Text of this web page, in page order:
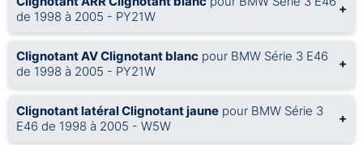
de 1998 à 2005 - PY21W
+
Clignotant AV Clignotant blanc pour BMW Série 3 E46
de 1998 à 2005 - PY21W
+
Clignotant latéral Clignotant jaune pour BMW Série 3
E46 de 1998 à 2005 - W5W
+